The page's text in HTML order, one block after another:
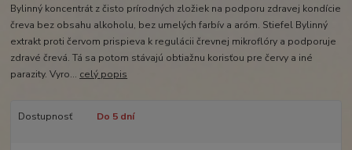
Bylinný koncentrát z čisto prírodných zložiek na podporu zdravej kondície
čreva bez obsahu alkoholu, bez umelých farbív a aróm. Stiefel Bylinný
extrakt proti červom prispieva k regulácii črevnej mikroflóry a podporuje
zdravé črevá. Tá sa potom stávajú obtiažnu korisťou pre červy a iné
parazity. Vyro... celý popis
Dostupnosť Do 5 dní